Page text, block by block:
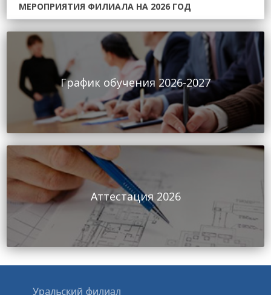
МЕРОПРИЯТИЯ ФИЛИАЛА НА 2026 ГОД
График обучения 2026-2027
Аттестация 2026